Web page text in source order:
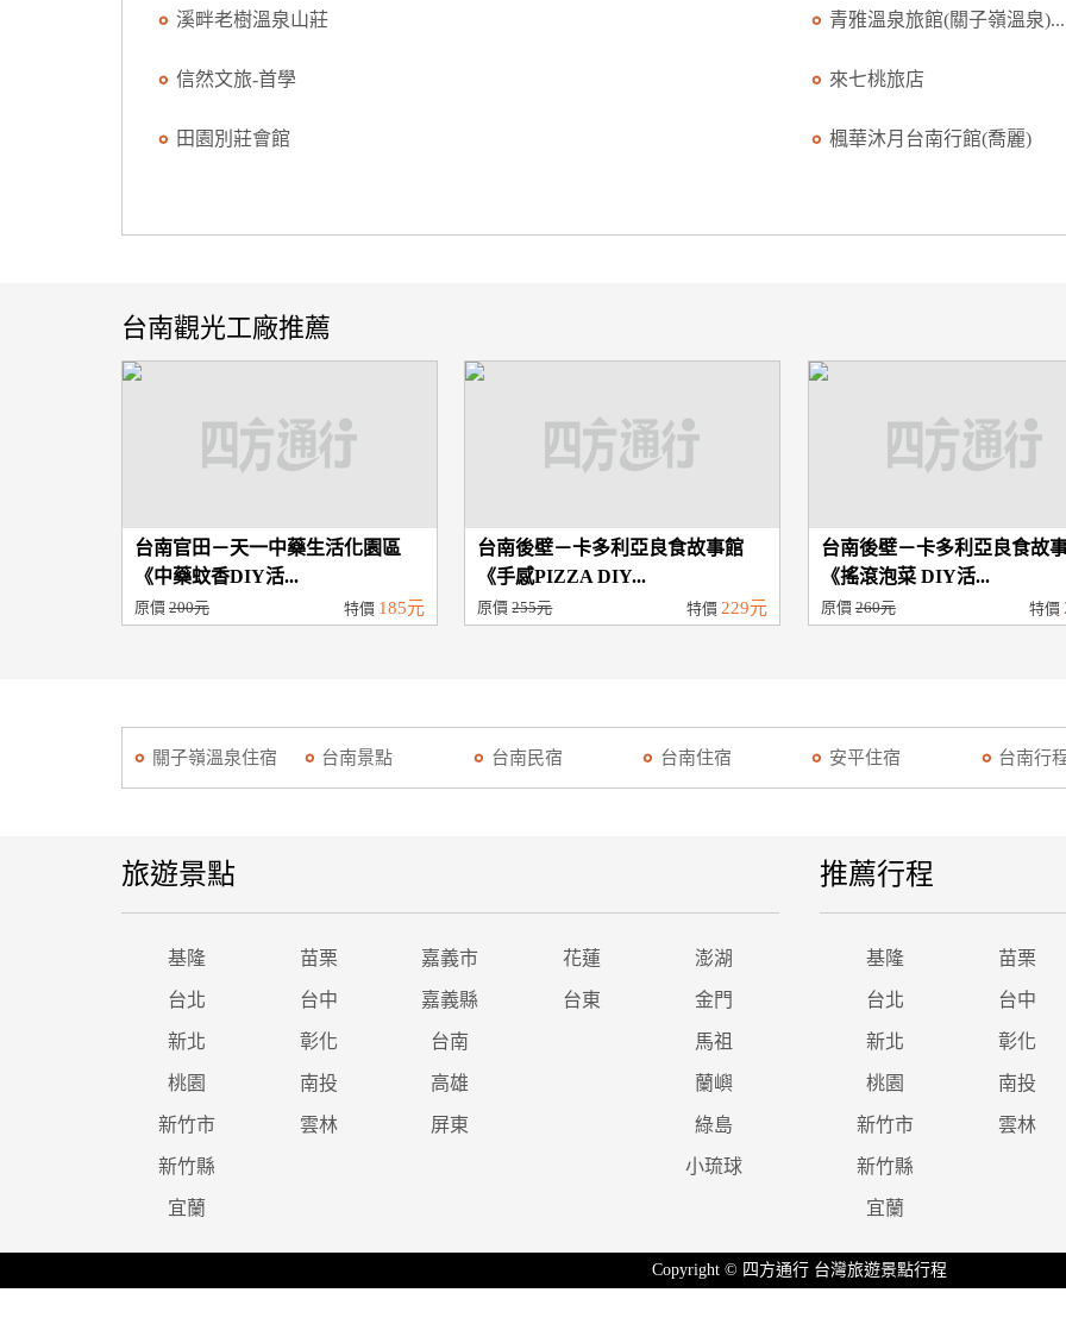
溪畔老樹溫泉山莊 青雅溫泉旅館(關子嶺溫泉)...
信然文旅-首學 來七桃旅店
田園別莊會館 楓華沐月台南行館(喬麗)
台南觀光工廠推薦
台南官田－天一中藥生活化園區
《中藥蚊香DIY活...
原價 200元 特價 185元
台南後壁－卡多利亞良食故事館
《手感PIZZA DIY...
原價255元 特價229元
台南後壁－卡多利亞良食故
《搖滾泡菜 DIY活...
原價260元 特價
關子嶺溫泉住宿 台南景點 台南民宿 台南住宿 安平住宿 台南行
旅遊景點
基隆 苗栗 嘉義市 花蓮 澎湖
台北 台中 嘉義縣 台東 金門
新北 彰化 台南 馬祖
桃園 南投 高雄 蘭嶼
新竹市 雲林 屏東 綠島
新竹縣 小琉球
宜蘭
推薦行程
基隆 苗栗
台北 台中
新北 彰化
桃園 南投
新竹市 雲林
新竹縣
宜蘭
Copyright © 四方通行 台灣旅遊景點行程